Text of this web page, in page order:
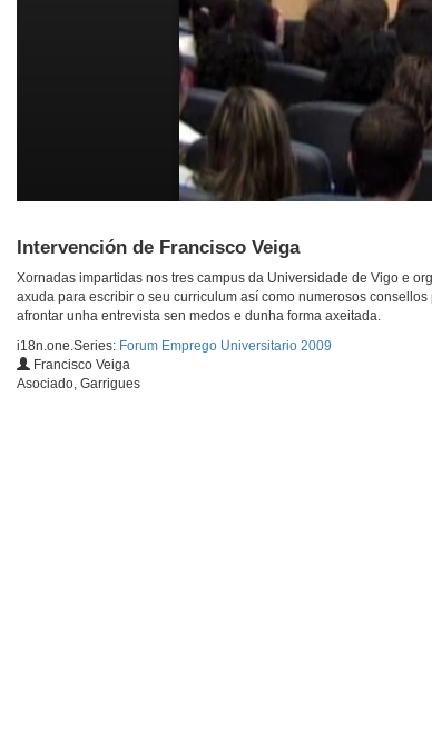
Intervención de Francisco Veiga
Xornadas impartidas nos tres campus da Universidade de Vigo e
axuda para escribir o seu curriculum así como numerosos
afrontar unha entrevista sen medos e dunha forma axeitada.
i18n.one.Series: Forum Emprego Universitario 2009
Francisco Veiga
Asociado, Garrigues